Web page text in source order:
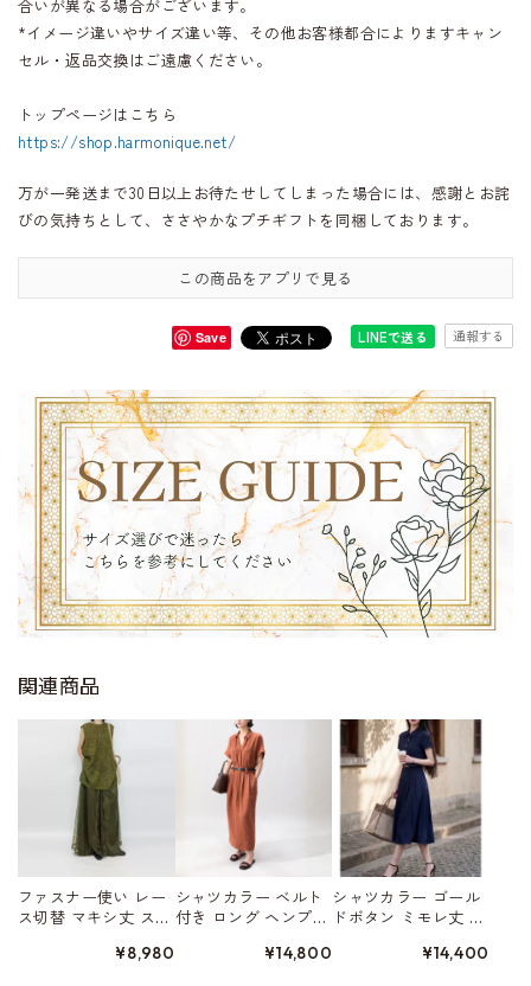
合いが異なる場合がございます。
*イメージ違いやサイズ違い等、その他お客様都合によりますキャン
セル・返品交換はご遠慮ください。
トップページはこちら
https://shop.harmonique.net/
万が一発送まで30日以上お待たせしてしまった場合には、感謝とお詫
びの気持ちとして、ささやかなプチギフトを同梱しております。
この商品をアプリで見る
Save LINEで送る 通報する
関連商品
ファスナー使い レー
ス切替 マキシ丈 ス
¥8,980
シャツカラー ベルト
付き ロング ヘンプ素
¥14,800
シャツカラー ゴール
ドボタン ミモレ丈 ワ
¥14,400